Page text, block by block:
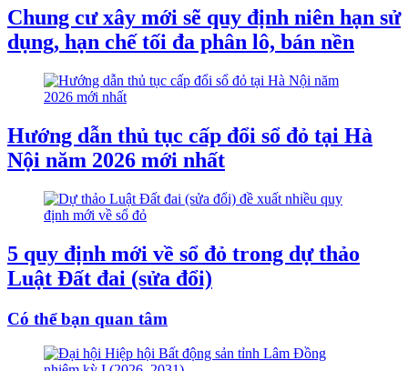
Chung cư xây mới sẽ quy định niên hạn sử
dụng, hạn chế tối đa phân lô, bán nền
Hướng dẫn thủ tục cấp đổi sổ đỏ tại Hà
Nội năm 2026 mới nhất
5 quy định mới về sổ đỏ trong dự thảo
Luật Đất đai (sửa đổi)
Có thể bạn quan tâm